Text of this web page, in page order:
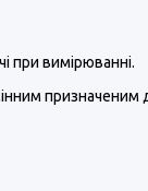
при вимірюванні.
призначеним